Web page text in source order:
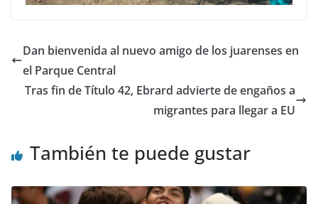
Dan bienvenida al nuevo amigo de los juarenses en
el Parque Central
Tras fin de Título 42, Ebrard advierte de engaños a
migrantes para llegar a EU
También te puede gustar